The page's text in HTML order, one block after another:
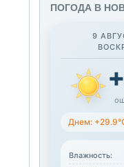
ПОГОДА В
9
Днем:
Влажность: